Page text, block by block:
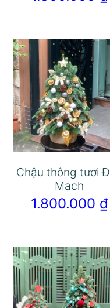
Chậu thông tươi
Mạch
1.800.000 ₫